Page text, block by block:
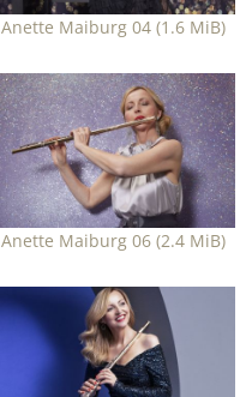
Anette Maiburg 04 (1.6 MiB)
Anette Maiburg 06 (2.4 MiB)